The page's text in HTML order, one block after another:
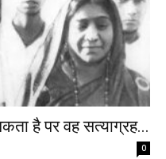
है पर वह सत्याग्रह...
0